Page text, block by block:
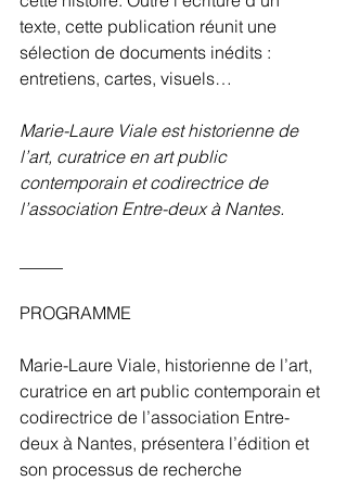
texte, cette publication réunit une
sélection de documents inédits :
entretiens, cartes, visuels…
Marie-Laure Viale est historienne de
l’art, curatrice en art public
contemporain et codirectrice de
l’association Entre-deux à Nantes.
PROGRAMME
Marie-Laure Viale, historienne de l’art,
curatrice en art public contemporain et
codirectrice de l’association Entre-
deux à Nantes, présentera l’édition et
son processus de recherche